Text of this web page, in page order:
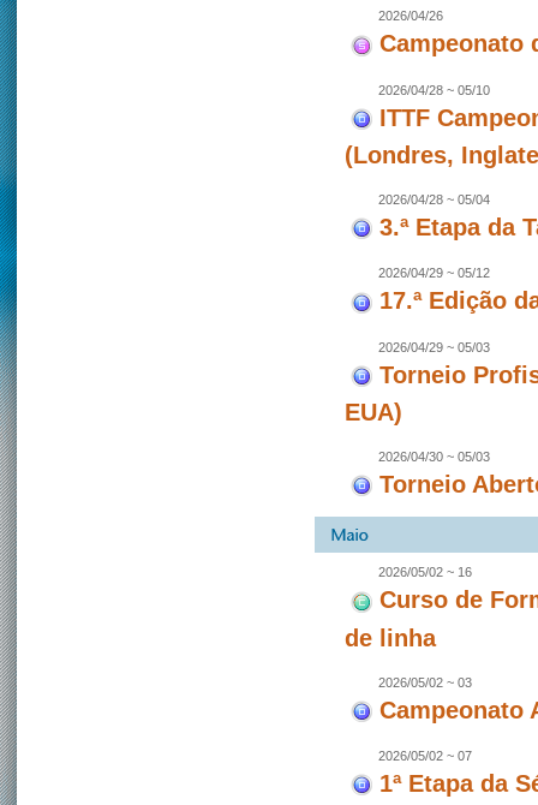
2026/04/26
Campeonato
2026/04/28 ~ 05/10
ITTF
(Londres,
2026/04/28 ~ 05/04
3.ª Etapa da
2026/04/29 ~ 05/12
17.ª Edição
2026/04/29 ~ 05/03
Torneio
EUA)
2026/04/30 ~ 05/03
Torneio
2026/05/02 ~ 16
Curso de
de linha
2026/05/02 ~ 03
Campeonato
2026/05/02 ~ 07
1ª Etapa da